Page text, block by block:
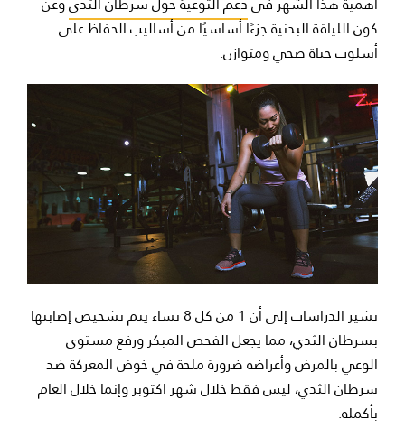
كون اللياقة البدنية جزءًا أساسيًا من أساليب الحفاظ على
أسلوب حياة صحي ومتوازن.
تشير الدراسات إلى أن 1 من كل 8 نساء يتم تشخيص إصابتها
بسرطان الثدي، مما يجعل الفحص المبكر ورفع مستوى
الوعي بالمرض وأعراضه ضرورة ملحة في خوض المعركة ضد
سرطان الثدي، ليس فقط خلال شهر اكتوبر وإنما خلال العام
بأكمله.